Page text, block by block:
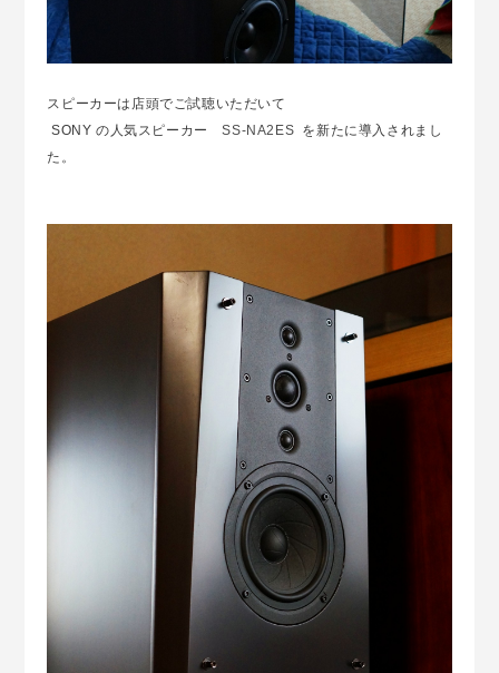
スピーカーは店頭でご試聴いただいて
SONY の人気スピーカーSS-NA2ES を新たに導入されまし
た。